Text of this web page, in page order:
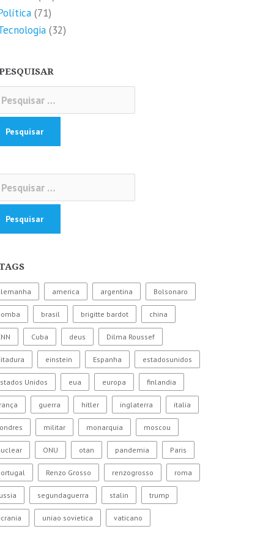
(71)
(32)
america argentina Bolsonaro
brasil brigitte bardot china
Cuba deus Dilma Roussef
einstein Espanha estadosunidos
Unidos eua europa finlandia
guerra hitler inglaterra italia
militar monarquia moscou
ONU otan pandemia Paris
Renzo Grosso renzogrosso roma
segundaguerra stalin trump
uniao sovietica vaticano